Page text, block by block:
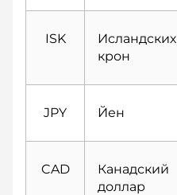
ISK
Исландских
крон
JPY Йен
CAD
Канадский
доллар